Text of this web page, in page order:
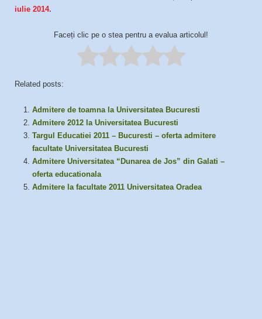
iulie 2014.
Faceți clic pe o stea pentru a evalua articolul!
Related posts:
Admitere de toamna la Universitatea Bucuresti
Admitere 2012 la Universitatea Bucuresti
Targul Educatiei 2011 – Bucuresti – oferta admitere
facultate Universitatea Bucuresti
Admitere Universitatea “Dunarea de Jos” din Galati –
oferta educationala
Admitere la facultate 2011 Universitatea Oradea